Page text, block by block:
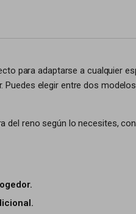
para adaptarse a cualquier
elegir entre dos
reno según lo necesites,